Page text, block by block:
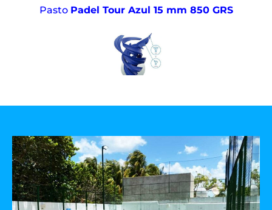
Pasto Padel Tour Azul 15 mm 850 GRS